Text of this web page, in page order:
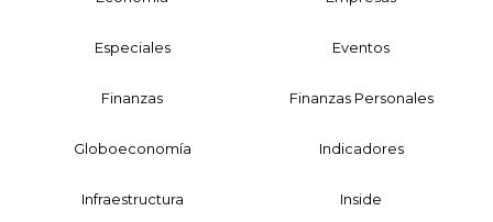
Especiales Eventos
Finanzas Finanzas Personales
Globoeconomía Indicadores
Infraestructura Inside